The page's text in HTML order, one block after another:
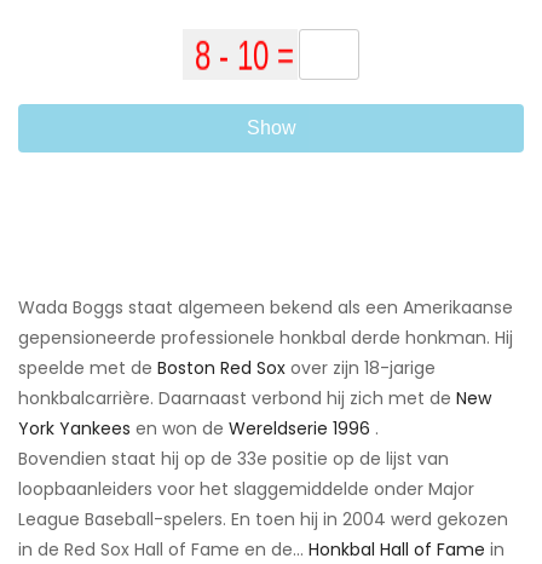
Show
Wada Boggs staat algemeen bekend als een Amerikaanse
gepensioneerde professionele honkbal derde honkman. Hij
speelde met de Boston Red Sox over zijn 18-jarige
honkbalcarrière. Daarnaast verbond hij zich met de New
York Yankees en won de Wereldserie 1996 .
Bovendien staat hij op de 33e positie op de lijst van
loopbaanleiders voor het slaggemiddelde onder Major
League Baseball-spelers. En toen hij in 2004 werd gekozen
in de Red Sox Hall of Fame en de... Honkbal Hall of Fame in